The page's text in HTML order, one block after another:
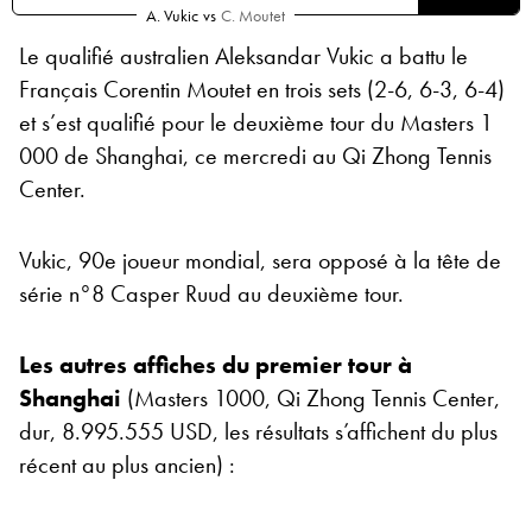
A. Vukic vs C. Moutet
Le qualifié australien Aleksandar Vukic a battu le
Français Corentin Moutet en trois sets (2-6, 6-3, 6-4)
et s’est qualifié pour le deuxième tour du Masters 1
000 de Shanghai, ce mercredi au Qi Zhong Tennis
Center.
Vukic, 90e joueur mondial, sera opposé à la tête de
série n°8 Casper Ruud au deuxième tour.
Les autres affiches du premier tour à
Shanghai (Masters 1000, Qi Zhong Tennis Center,
dur, 8.995.555 USD, les résultats s’affichent du plus
récent au plus ancien) :